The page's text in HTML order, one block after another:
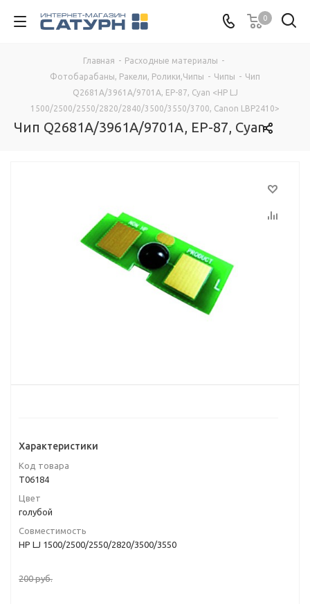
0
Главная - Расходные материалы -
Фотобарабаны, Ракели, Ролики,Чипы - Чипы - Чип
Q2681A/3961A/9701A, EP-87, Cyan <HP LJ
1500/2500/2550/2820/2840/3500/3550/3700, Canon LBP2410>
Чип Q2681A/3961A/9701A, EP-87, Cyan
Характеристики
Код товара
T06184
Цвет
голубой
Совместимость
HP LJ 1500/2500/2550/2820/3500/3550
200руб.